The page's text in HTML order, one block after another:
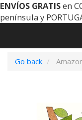
ENVÍOS GRATISen
península y
Go back